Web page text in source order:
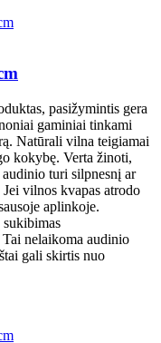
pasižymintis gera
gaminiai tinkami
Natūrali vilna teigiamai
kokybę. Verta žinoti,
turi silpnesnį ar
vilnos kvapas atrodo
aplinkoje.
nelaikoma audinio
gali skirtis nuo